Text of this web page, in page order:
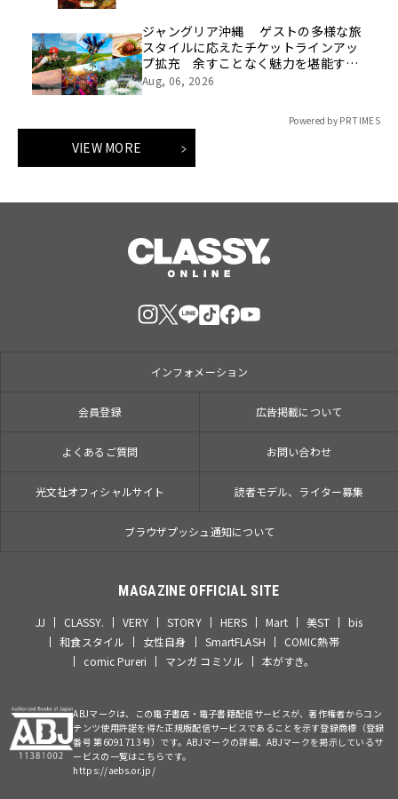
ジャングリア沖縄 ゲストの多様な旅
スタイルに応えたチケットラインアッ
プ拡充 余すことなく魅力を堪能する
「ロイヤルチケット」新登場
Aug, 06, 2026
Powered by PR TIMES
VIEW MORE
インフォメーション
会員登録 広告掲載について
よくあるご質問 お問い合わせ
光文社オフィシャルサイト 読者モデル、ライター募集
ブラウザプッシュ通知について
MAGAZINE OFFICIAL SITE
JJ CLASSY. VERY STORY HERS Mart 美ST
bis
和食スタイル
女性自身 SmartFLASH
COMIC熱帯
comic Pureri
マンガ コミソル 本がすき。
ABJマークは、この電子書店・電子書籍配信サービスが、著作権者からコン
テンツ使用許諾を得た正規版配信サービスであることを示す登録商標（登録
番号 第6091713号）です。ABJマークの詳細、ABJマークを掲示しているサ
ービスの一覧はこちらです。
https://aebs.or.jp/